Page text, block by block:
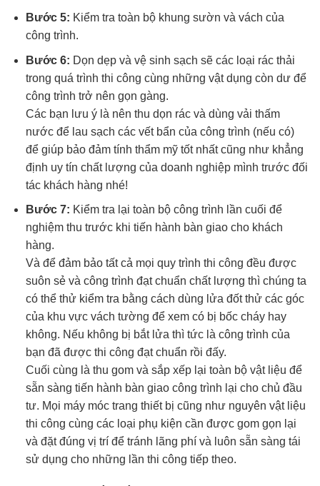
Bước 5: Kiểm tra toàn bộ khung sườn và vách của
công trình.
Bước 6: Dọn dẹp và vệ sinh sạch sẽ các loại rác thải
trong quá trình thi công cùng những vật dụng còn dư để
công trình trở nên gọn gàng.
Các bạn lưu ý là nên thu dọn rác và dùng vải thấm
nước để lau sạch các vết bẩn của công trình (nếu có)
để giúp bảo đảm tính thẩm mỹ tốt nhất cũng như khẳng
định uy tín chất lượng của doanh nghiệp mình trước đối
tác khách hàng nhé!
Bước 7: Kiểm tra lại toàn bộ công trình lần cuối để
nghiệm thu trước khi tiến hành bàn giao cho khách
hàng.
Và để đảm bảo tất cả mọi quy trình thi công đều được
suôn sẻ và công trình đạt chuẩn chất lượng thì chúng ta
có thể thử kiểm tra bằng cách dùng lửa đốt thử các góc
của khu vực vách tường để xem có bị bốc cháy hay
không. Nếu không bị bắt lửa thì tức là công trình của
bạn đã được thi công đạt chuẩn rồi đấy.
Cuối cùng là thu gom và sắp xếp lại toàn bộ vật liệu để
sẵn sàng tiến hành bàn giao công trình lại cho chủ đầu
tư. Mọi máy móc trang thiết bị cũng như nguyên vật liệu
thi công cùng các loại phụ kiện cần được gom gọn lại
và đặt đúng vị trí để tránh lãng phí và luôn sẵn sàng tái
sử dụng cho những lần thi công tiếp theo.